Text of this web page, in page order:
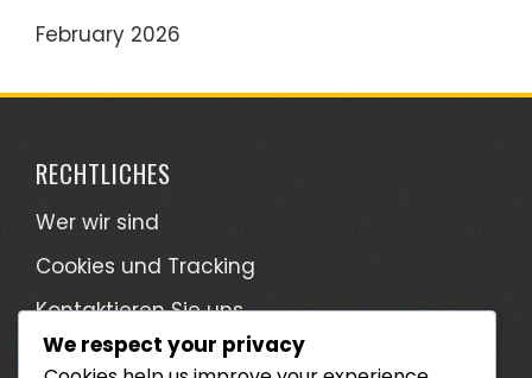
February 2026
RECHTLICHES
Wer wir sind
Cookies und Tracking
Kontaktieren Sie uns
Ihre Privatsphäre
We respect your privacy